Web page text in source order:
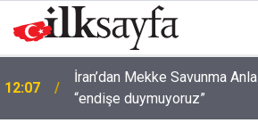
12:07
İran’dan Mekke Savunma
“endişe duymuyoruz”